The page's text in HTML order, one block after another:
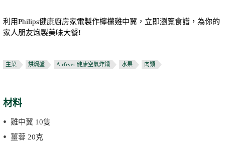
利用Philips健康廚房家電製作檸檬雞中翼，立即瀏覽食譜，為你的
家人朋友炮製美味大餐!
主菜 烘焗盤 Airfryer 健康空氣炸鍋 水果 肉類
材料
雞中翼 10隻
薑蓉 20克